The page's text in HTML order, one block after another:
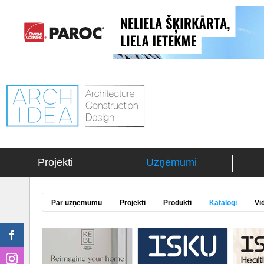
Projekti Uzņēmumi
Par uzņēmumu Projekti Produkti Katalogi